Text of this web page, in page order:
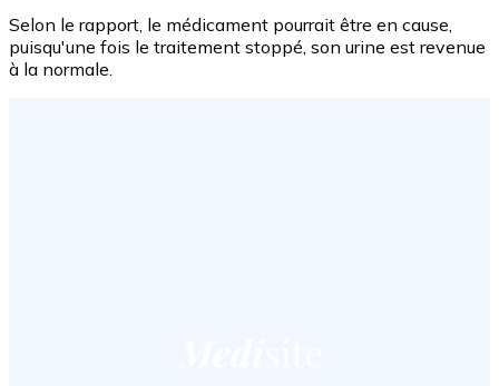
Selon le rapport, le médicament pourrait être en cause,
puisqu'une fois le traitement stoppé, son urine est revenue
à la normale.